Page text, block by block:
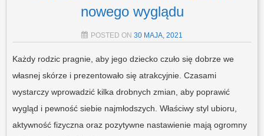
nowego wyglądu
POSTED ON 30 MAJA, 2021
Każdy rodzic pragnie, aby jego dziecko czuło się dobrze we
własnej skórze i prezentowało się atrakcyjnie. Czasami
wystarczy wprowadzić kilka drobnych zmian, aby poprawić
wygląd i pewność siebie najmłodszych. Właściwy styl ubioru,
aktywność fizyczna oraz pozytywne nastawienie mają ogromny